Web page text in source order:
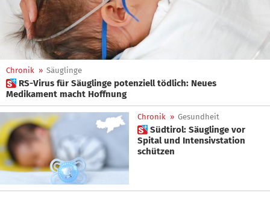
Chronik » Säuglinge
 RS-Virus für Säuglinge potenziell tödlich: Neues
Medikament macht Hoffnung
Chronik » Gesundheit
 Südtirol: Säuglinge vor
Spital und Intensivstation
schützen